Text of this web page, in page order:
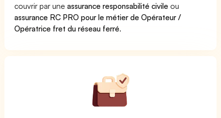
couvrir par uneassurance responsabilité civile ou
assurance RC PRO pour le métier de Opérateur /
Opératrice fret du réseau ferré.